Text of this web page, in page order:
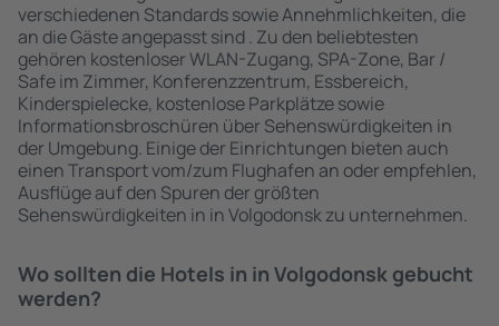
verschiedenen Standards sowie Annehmlichkeiten, die
an die Gäste angepasst sind . Zu den beliebtesten
gehören kostenloser WLAN-Zugang, SPA-Zone, Bar /
Safe im Zimmer, Konferenzzentrum, Essbereich,
Kinderspielecke, kostenlose Parkplätze sowie
Informationsbroschüren über Sehenswürdigkeiten in
der Umgebung. Einige der Einrichtungen bieten auch
einen Transport vom/zum Flughafen an oder empfehlen,
Ausflüge auf den Spuren der größten
Sehenswürdigkeiten in in Volgodonsk zu unternehmen.
Wo sollten die Hotels in in Volgodonsk gebucht
werden?